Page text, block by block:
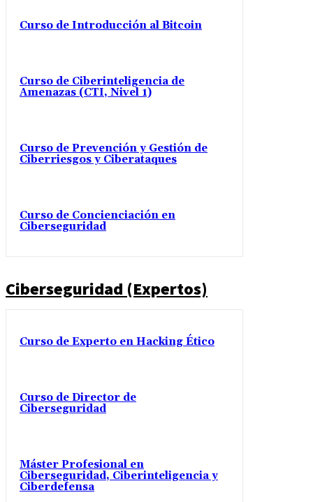
Curso de Introducción al Bitcoin
Curso de Ciberinteligencia de
Amenazas (CTI, Nivel 1)
Curso de Prevención y Gestión de
Ciberriesgos y Ciberataques
Curso de Concienciación en
Ciberseguridad
Ciberseguridad (Expertos)
Curso de Experto en Hacking Ético
Curso de Director de
Ciberseguridad
Máster Profesional en
Ciberseguridad, Ciberinteligencia y
Ciberdefensa